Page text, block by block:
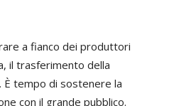
a fianco dei produttori
il trasferimento della
È tempo di sostenere la
con il grande pubblico.